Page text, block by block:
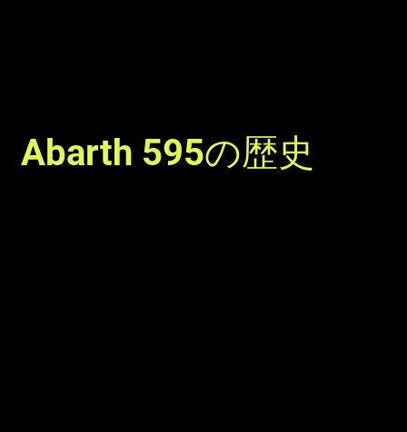
Abarth 595の歴史